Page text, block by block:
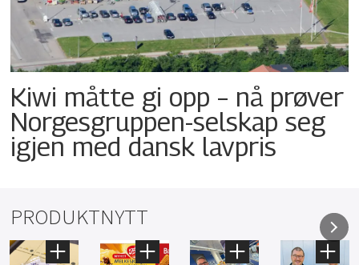
Kiwi måtte gi opp – nå prøver
Norgesgruppen-selskap seg
igjen med dansk lavpris
PRODUKTNYTT